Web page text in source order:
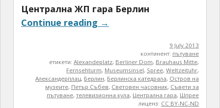
Централна ЖП гара Берлин
Continue reading →
9 July 2013
континент: пътуване
етикети:Alexandeplatz, Berliner Dom, Brauhaus Mitte,
Fernsehturm, Museumsinsel, Spree,Weltzeituhr,
Александерплац, Берлин, Берлинска катедрала, Остров на
музеите, Петър Събев, Световен часовник, Съвети за
пътуване,телевизионна кула, Централна гара, Шпрее
лиценз: CC BY-NC-ND